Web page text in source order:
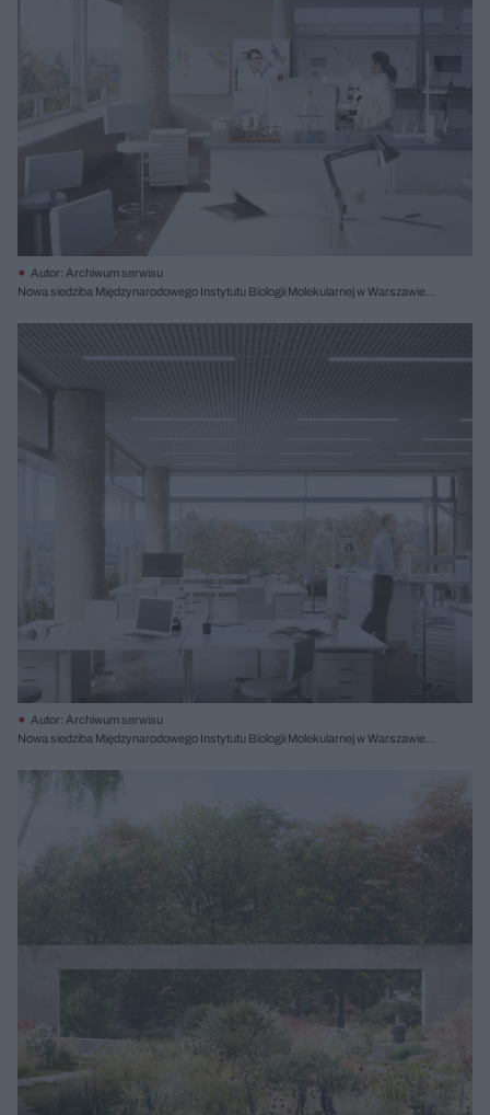
Autor: Archiwum serwisu
Nowa siedziba Międzynarodowego Instytutu Biologii Molekularnej w Warszawie,
Autor: Archiwum serwisu
Nowa siedziba Międzynarodowego Instytutu Biologii Molekularnej w Warszawie,